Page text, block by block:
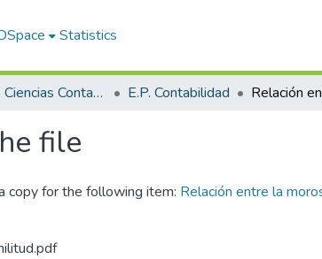
Statistics
Facultad de Ciencias Contables y Financieras E.P. Contabilidad
file
copy for the following item: Relación entre la